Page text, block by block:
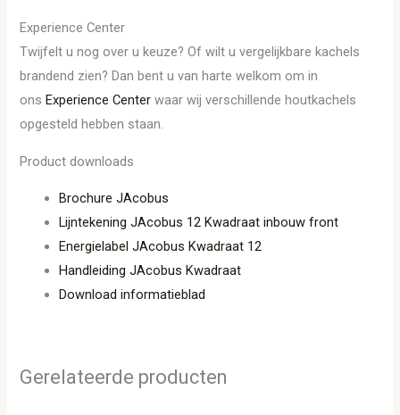
Experience Center
Twijfelt u nog over u keuze? Of wilt u vergelijkbare kachels
brandend zien? Dan bent u van harte welkom om in
onsExperience Center waar wij verschillende houtkachels
opgesteld hebben staan.
Product downloads
Brochure JAcobus
Lijntekening JAcobus 12 Kwadraat inbouw front
Energielabel JAcobus Kwadraat 12
Handleiding JAcobus Kwadraat
Download informatieblad
Gerelateerde producten